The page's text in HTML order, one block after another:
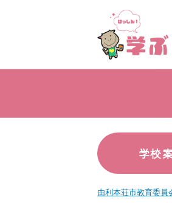
学校
由利本荘市教育委員